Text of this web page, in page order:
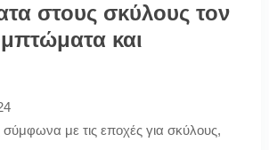
στους σκύλους τον
και
με τις εποχές για σκύλους,